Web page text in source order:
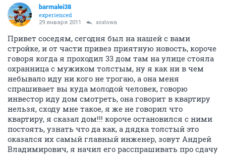
barmalei38
experienced
29 января 2011 xoxlowa
Привет соседям, сегодня был на нашей с вами
стройке, и от части привез приятную новость, короче
говоря когда я проходил 33 дом там на улице стояла
охранница с мужиком толстым, ну я как ни в чем
небывало иду ни кого не трогаю, а она меня
спрашивает вы куда молодой человек, говорю
инвестор иду дом смотреть, она говорит в квартиру
нельзя, сходу мне такое, я же не говорил что
квартиру, я сказал дом!!! короче остановился с ними
постоять, узнать что да как, а дядка толстый это
оказался их самый главный инженер, зовут Андрей
Владимирович, я начил его расспрашивать про сдачу